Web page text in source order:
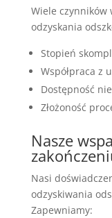
Wiele czynników
odzyskania
Stopień
Współpraca z
Dostępność
Złożoność
Nasze
Nasi
odzyskiwania
Zapewniamy: